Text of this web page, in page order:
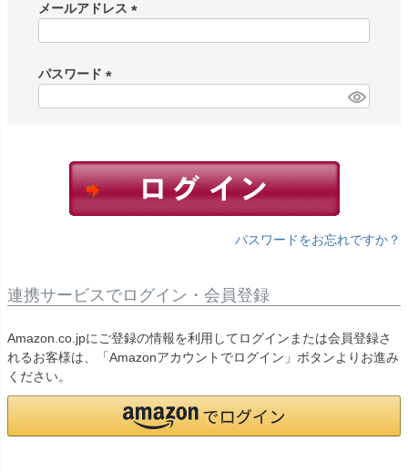
メールアドレス
)
パスワード
パスワードをお忘れですか？
連携サービスでログイン・会員登録
Amazon.co.jpにご登録の情報を利用してログインまたは会員登録さ
れるお客様は、「Amazonアカウントでログイン」ボタンよりお進み
ください。